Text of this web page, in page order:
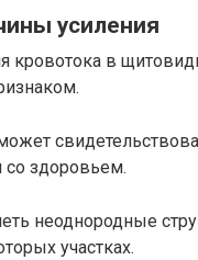
усиления
кровотока в
здоровьем.
неоднородные
участках.